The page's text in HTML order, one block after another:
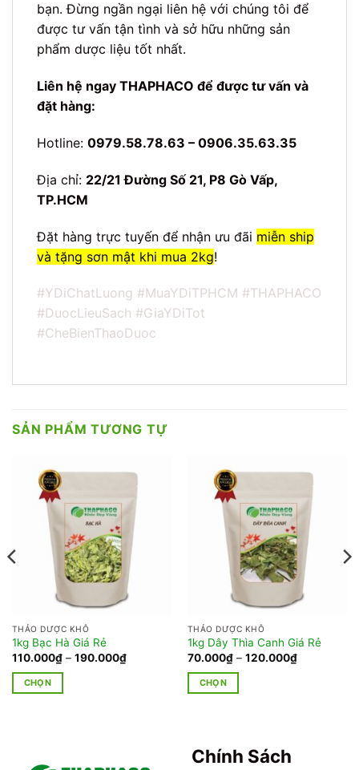
bạn. Đừng ngần ngại liên hệ với chúng tôi để
được tư vấn tận tình và sở hữu những sản
phẩm dược liệu tốt nhất.
Liên hệ ngay THAPHACO để được tư vấn và
đặt hàng:
Hotline: 0979.58.78.63 – 0906.35.63.35
Địa chỉ: 22/21 Đường Số 21, P8 Gò Vấp,
TP.HCM
Đặt hàng trực tuyến để nhận ưu đãi miễn ship
và tặng sơn mật khi mua 2kg!
#YDiChatLuong #MuaYDiTPHCM #THAPHACO
#DuocLieuSach #GiaYDiTot
#CheBienThaoDuoc
SẢN PHẨM TƯƠNG TỰ
THẢO DƯỢC KHÔ
1kg Bạc Hà Giá Rẻ
110.000₫ – 190.000₫Khoảng
giá:
CHỌN
THẢO DƯỢC KHÔ
1kg Dây Thìa Canh Giá Rẻ
70.000₫ – 120.000₫Khoảng
giá:
CHỌN
có
Chính Sách